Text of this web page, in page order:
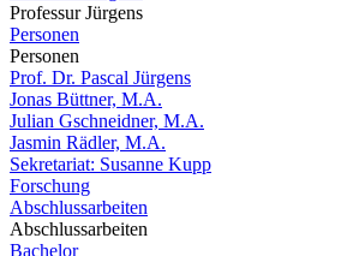
Professur Jürgens
Personen
Personen
Prof. Dr. Pascal Jürgens
Jonas Büttner, M.A.
Julian Gschneidner, M.A.
Jasmin Rädler, M.A.
Sekretariat: Susanne Kupp
Forschung
Abschlussarbeiten
Abschlussarbeiten
Bachelor